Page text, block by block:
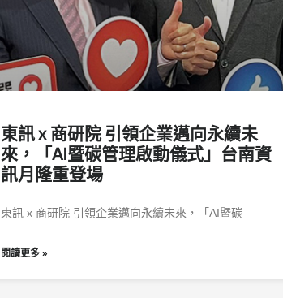
東訊 x 商研院 引領企業邁向永續未
來，「AI暨碳管理啟動儀式」台南資
訊月隆重登場
東訊 x 商研院 引領企業邁向永續未來，「AI暨碳
閱讀更多 »